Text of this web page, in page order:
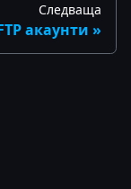
Следваща
акаунти